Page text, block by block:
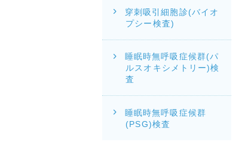
穿刺吸引細胞診(バイオ
プシー検査)
睡眠時無呼吸症候群(パ
ルスオキシメトリー)検
査
睡眠時無呼吸症候群
(PSG)検査